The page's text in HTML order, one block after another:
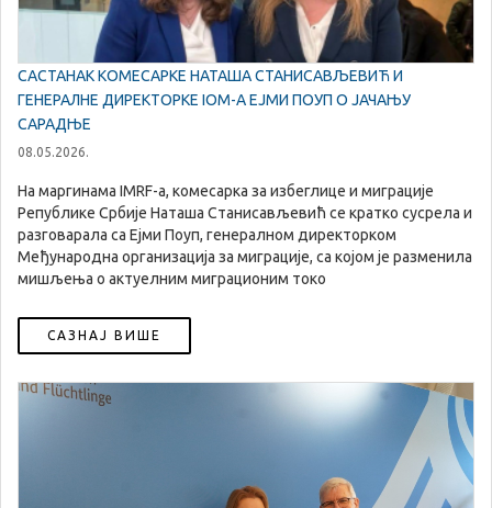
САСТАНАК КОМЕСАРКЕ НАТАША СТАНИСАВЉЕВИЋ И
ГЕНЕРАЛНЕ ДИРЕКТОРКЕ IOM-А ЕЈМИ ПОУП О ЈАЧАЊУ
САРАДЊЕ
08.05.2026.
На маргинама IMRF-a, комесарка за избеглице и миграције
Републике Србије Наташа Станисављевић се кратко сусрела и
разговарала са Ејми Поуп, генералном директорком
Међународна организација за миграције, са којом је разменилa
мишљења о актуелним миграционим токо
САЗНАЈ ВИШЕ